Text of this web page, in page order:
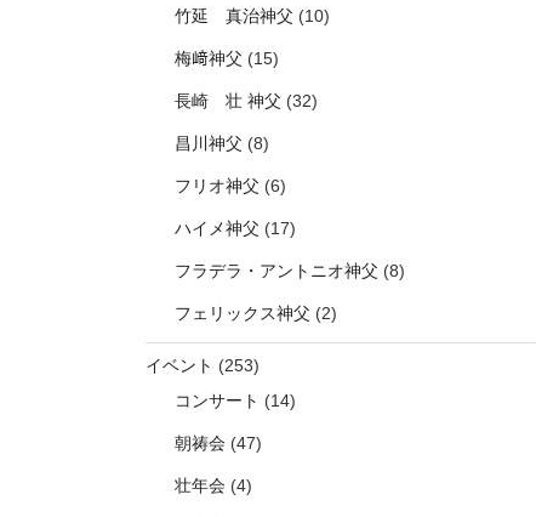
竹延 真治神父 (10)
梅﨑神父 (15)
長崎 壮 神父 (32)
昌川神父 (8)
フリオ神父 (6)
ハイメ神父 (17)
フラデラ・アントニオ神父 (8)
フェリックス神父 (2)
イベント (253)
コンサート (14)
朝祷会(47)
壮年会(4)